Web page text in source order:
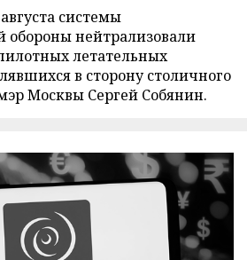
системы
обороны нейтрализовали
летательных
в сторону столичного
Москвы Сергей Собянин.